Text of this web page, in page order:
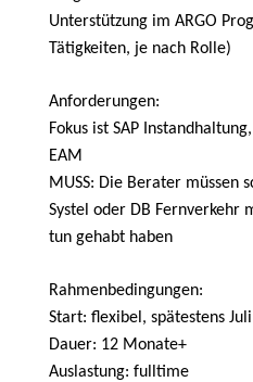
Unterstützung im ARGO
Tätigkeiten, je nach Rolle)
Anforderungen:
Fokus ist SAP Instandhaltung,
EAM
MUSS: Die Berater müssen
Systel oder DB Fernverkehr
tun gehabt haben
Rahmenbedingungen:
Start: flexibel, spätestens
Dauer: 12 Monate+
Auslastung: fulltime